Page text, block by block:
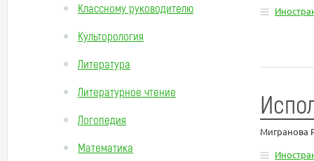
Классному руководителю
Культорология
Литература
Литературное чтение
Логопедия
Математика
Мигранова